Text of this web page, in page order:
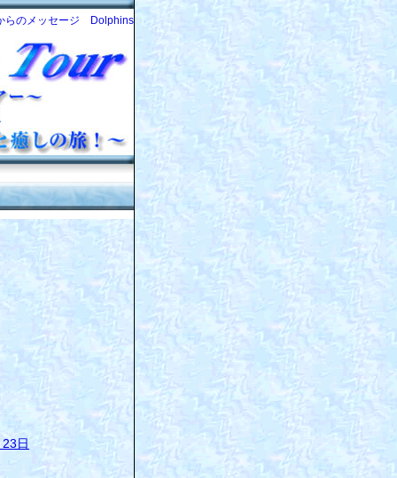
らのメッセージ Dolphins
日